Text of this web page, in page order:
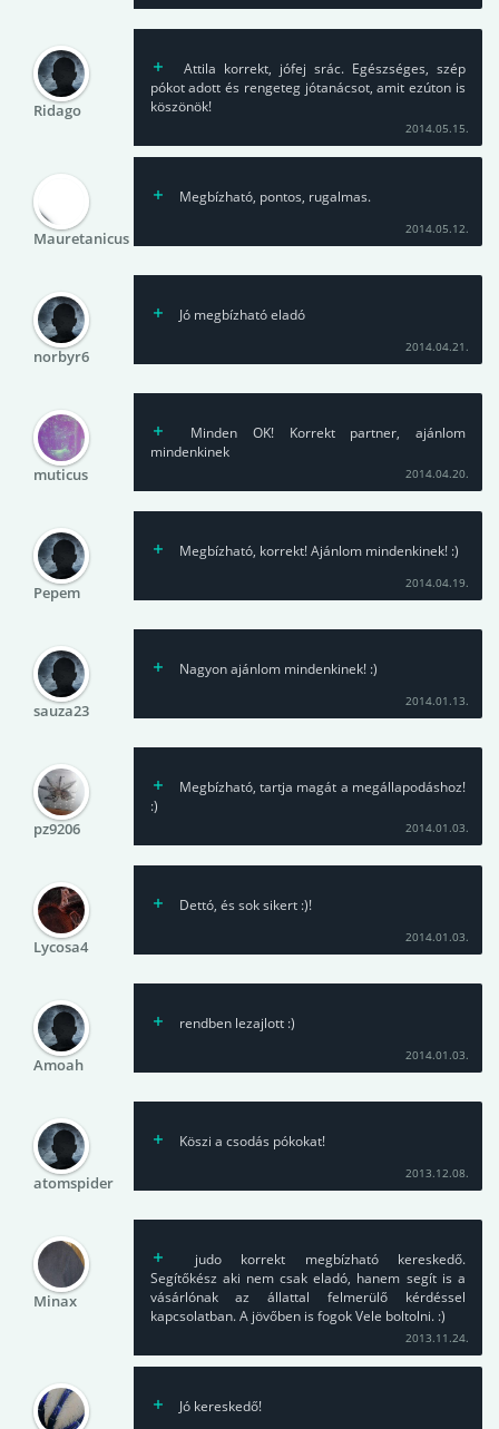
Ridago
Attila korrekt, jófej srác. Egészséges, szép
pókot adott és rengeteg jótanácsot, amit ezúton is
köszönök!
2014.05.15.
Mauretanicus
Megbízható, pontos, rugalmas.
2014.05.12.
norbyr6
Jó megbízható eladó
2014.04.21.
muticus
Minden OK! Korrekt partner, ajánlom
mindenkinek
2014.04.20.
Pepem
Megbízható, korrekt! Ajánlom mindenkinek! :)
2014.04.19.
sauza23
Nagyon ajánlom mindenkinek! :)
2014.01.13.
pz9206
Megbízható, tartja magát a megállapodáshoz!
:)
2014.01.03.
Lycosa4
Dettó, és sok sikert :)!
2014.01.03.
Amoah
rendben lezajlott :)
2014.01.03.
atomspider
Köszi a csodás pókokat!
2013.12.08.
Minax
judo korrekt megbízható kereskedő.
Segítőkész aki nem csak eladó, hanem segít is a
vásárlónak az állattal felmerülő kérdéssel
kapcsolatban. A jövőben is fogok Vele boltolni. :)
2013.11.24.
Jó kereskedő!